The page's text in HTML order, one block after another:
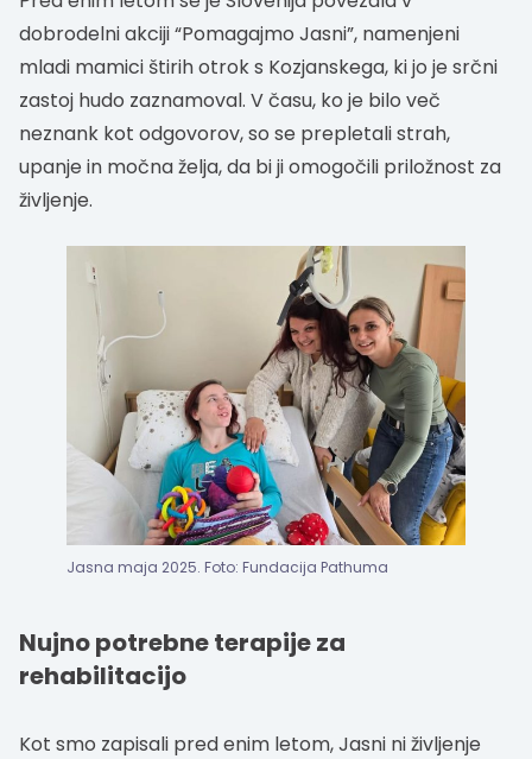
dobrodelni akciji “Pomagajmo Jasni”, namenjeni
mladi mamici štirih otrok s Kozjanskega, ki jo je srčni
zastoj hudo zaznamoval. V času, ko je bilo več
neznank kot odgovorov, so se prepletali strah,
upanje in močna želja, da bi ji omogočili priložnost za
življenje.
Jasna maja 2025. Foto: Fundacija Pathuma
Nujno potrebne terapije za
rehabilitacijo
Kot smo zapisali pred enim letom, Jasni ni življenje